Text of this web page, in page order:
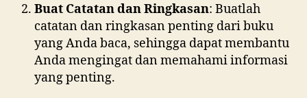
Buat Catatan dan Ringkasan: Buatlah
catatan dan ringkasan penting dari buku
yang Anda baca, sehingga dapat membantu
Anda mengingat dan memahami informasi
yang penting.